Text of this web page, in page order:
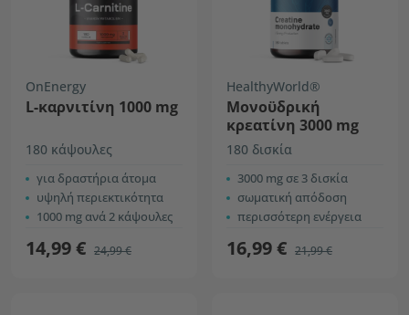
OnEnergy
L-καρνιτίνη 1000 mg
180 κάψουλες
για δραστήρια άτομα
υψηλή περιεκτικότητα
1000 mg ανά 2 κάψουλες
14,99 € 24,99 €
HealthyWorld®
Mονοϋδρική
κρεατίνη 3000 mg
180 δισκία
3000 mg σε 3 δισκία
σωματική απόδοση
περισσότερη ενέργεια
16,99 € 21,99 €